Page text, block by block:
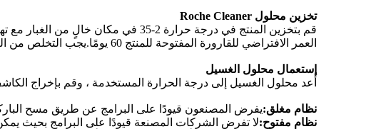
تخزين محلول Roche Cleaner
قم بتخزين المنتج في درجة حرارة 2-35 في مكان خالٍ من الغبار مع تهوية جيدة.قد تؤدي درجة الحرارة خارج النطاق إلى تلف المنتج.
العمر الافتراضي للقارورة المفتوحة للمنتج 60 يومًا.يجب التخلص من الكواشف غير المستخدمة بعد 60 يومًا.لا تخلط المتبقي مع علبة كرتونية جديدة.
إستعمال محلول الغسيل
أعد محلول الغسيل إلى درجة الحرارة المستخدمة ، وقم بإخراج
نظام مغلق:يفرض المصنعون قيودًا على البرامج عن طريق مسح
نظام مفتوح:لا تفرض الشركات المصنعة قيودًا على البرامج بحيث